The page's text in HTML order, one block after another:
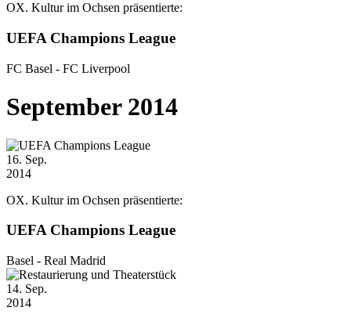
OX. Kultur im Ochsen präsentierte:
UEFA Champions League
FC Basel - FC Liverpool
September 2014
16. Sep.
2014
OX. Kultur im Ochsen präsentierte:
UEFA Champions League
Basel - Real Madrid
14. Sep.
2014